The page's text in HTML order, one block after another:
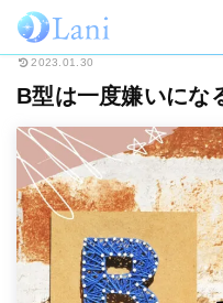
ホーム 恋愛
2023.01.30
B型は一度嫌いにな